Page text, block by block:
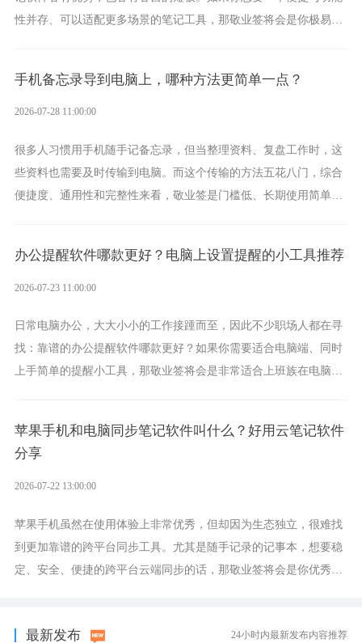
性并存、可以适配更多场景的笔记工具，那敬业签将会是你极易上
手机备忘录导到电脑上，哪种方法更简单一点？
2026-07-28 11:00:00
很多人习惯用手机随手记备忘录，但当整理资料、复盘工作时，这
些资料也需要及时传输到电脑。而这个传输的方法五花八门，综合
便捷度、通用性和完整性来看，敬业签是门槛低、长期使用简单的
办公提醒软件哪款更好？电脑上设置提醒的小工具推荐
2026-07-23 11:00:00
日常电脑办公，大大小小的工作接踵而至，因此不少职场人都在寻
找：靠谱的办公提醒软件哪款更好？如果你需要适合电脑端、同时
上手简单的提醒小工具，那敬业签将会是非常适合上班族在电脑上
苹果手机和电脑同步笔记软件叫什么？好用云笔记软件
分享
2026-07-22 13:00:00
苹果手机虽然在使用体验上非常优秀，但却因为生态独立，很难找
到更加靠谱的跨平台同步工具。尤其是随手记录的记事本，想要稳
定、安全、便捷的跨平台云端同步的话，那敬业签将会是你优秀的
最新发布 24小时内最新发布内容推荐